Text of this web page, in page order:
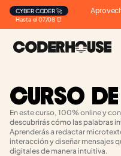
Hasta el 07/08 ⏰
CYBER CODER 🚀
CURSO
En este curso, 100% online y
descubrirás cómo las palabras
Aprenderás a redactar
interacción y diseñar mensajes
digitales de manera intuitiva.